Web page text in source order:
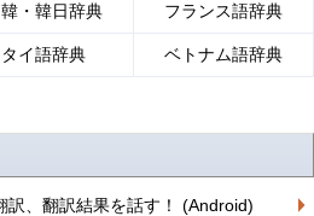
韓・韓日辞典 フランス語辞典
タイ語辞典 ベトナム語辞典
訳、翻訳結果を話す！ (Android)